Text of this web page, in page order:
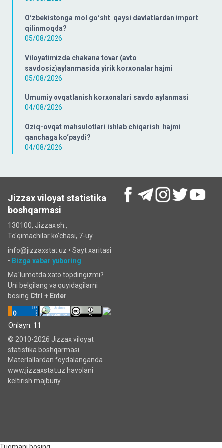
Oʻzbekistonga mol goʻshti qaysi davlatlardan import
qilinmoqda?
05/08/2026
Viloyatimizda chakana tovar (avto
savdosiz)aylanmasida yirik korxonalar hajmi
05/08/2026
Umumiy ovqatlanish korxonalari savdo aylanmasi
04/08/2026
Oziq-ovqat mahsulotlari ishlab chiqarish hajmi
qanchaga ko‘paydi?
04/08/2026
Jizzax viloyat statistika
boshqarmasi
130100, Jizzax sh.,
To'qimachilar ko‘chаsi, 7-uy
info@jizzaxstat.uz • Sayt xaritasi
• Bizga xabar yuboring
Ma`lumotda xato topdingizmi?
Uni belgilang va quyidagilarni
bosing Ctrl + Enter
Onlayn: 11
© 2010-2026 Jizzax viloyat
statistika boshqarmasi
Materiallardan foydalanganda
www.jizzaxstat.uz havolani
keltirish majburiy.